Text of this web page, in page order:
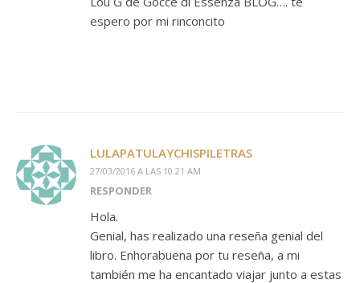
espero por mi rinconcito
LULAPATULAYCHISPILETRAS
27/03/2016 A LAS 10:21 AM
RESPONDER
Hola.
Genial, has realizado una reseña genial del
libro. Enhorabuena por tu reseña, a mi
también me ha encantado viajar junto a estas